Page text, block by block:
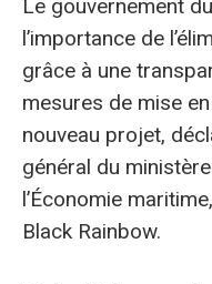
Le gouvernement
l’importance de
grâce à une
mesures de mise
nouveau projet,
général du
l’Économie
Black Rainbow.